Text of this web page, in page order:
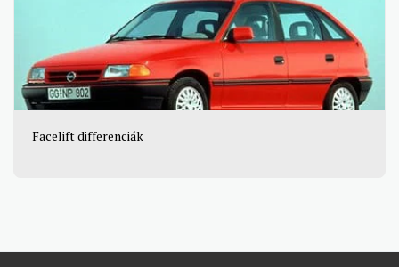
Facelift differenciák